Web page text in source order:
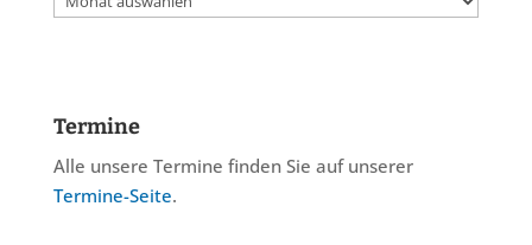
Termine
Alle unsere Termine finden Sie auf unserer
Termine-Seite.